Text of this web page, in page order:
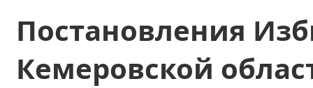
Постановления
Кемеровской